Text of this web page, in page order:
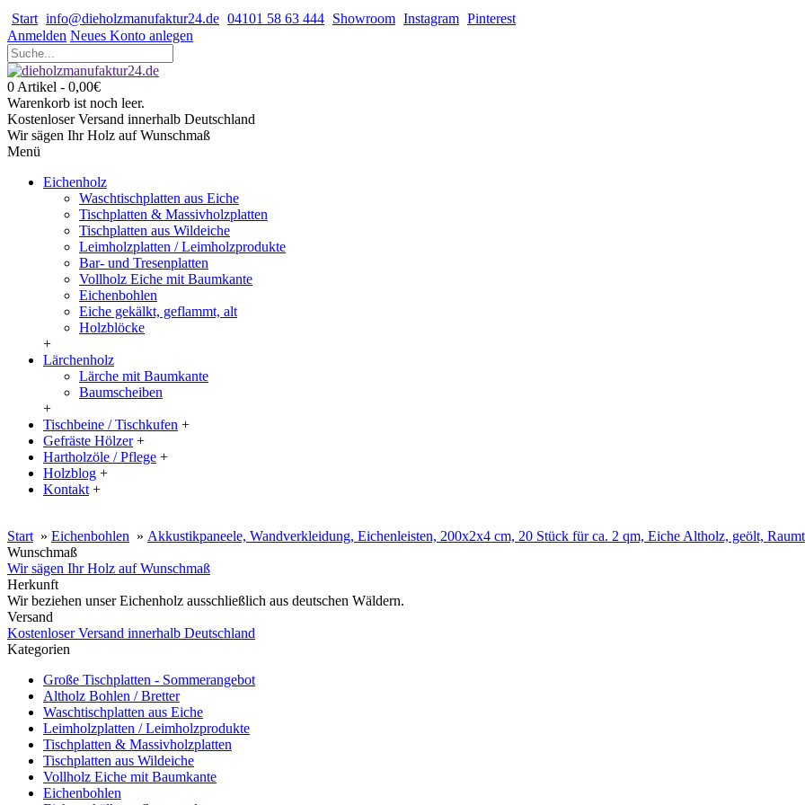
Start info@dieholzmanufaktur24.de 04101 58 63 444 Showroom Instagram Pinterest
Anmelden Neues Konto anlegen
0 Artikel - 0,00€
Warenkorb ist noch leer.
Kostenloser Versand innerhalb Deutschland
Wir sägen Ihr Holz auf Wunschmaß
Menü
Eichenholz
Waschtischplatten aus Eiche
Tischplatten & Massivholzplatten
Tischplatten aus Wildeiche
Leimholzplatten / Leimholzprodukte
Bar- und Tresenplatten
Vollholz Eiche mit Baumkante
Eichenbohlen
Eiche gekälkt, geflammt, alt
Holzblöcke
+
Lärchenholz
Lärche mit Baumkante
Baumscheiben
+
Tischbeine / Tischkufen +
Gefräste Hölzer +
Hartholzöle / Pflege +
Holzblog +
Kontakt +
Start » Eichenbohlen » Akkustikpaneele, Wandverkleidung, Eichenleisten, 200x2x4 cm, 20 Stück für ca. 2 qm, Eiche Altholz, geölt,
Wunschmaß
Wir sägen Ihr Holz auf Wunschmaß
Herkunft
Wir beziehen unser Eichenholz ausschließlich aus deutschen Wäldern.
Versand
Kostenloser Versand innerhalb Deutschland
Kategorien
Große Tischplatten - Sommerangebot
Altholz Bohlen / Bretter
Waschtischplatten aus Eiche
Leimholzplatten / Leimholzprodukte
Tischplatten & Massivholzplatten
Tischplatten aus Wildeiche
Vollholz Eiche mit Baumkante
Eichenbohlen